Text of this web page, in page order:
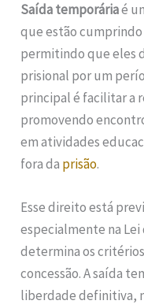
Saída temporáriaé
que estão
permitindo que eles
prisional por um
principal é facilitar a
promovendo
em atividades
fora da prisão.
Esse direito está
especialmente na Lei
determina os
concessão. A saída
liberdade definitiva,